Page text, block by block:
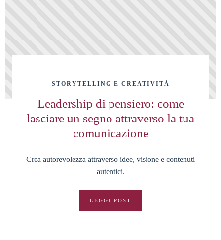
STORYTELLING E CREATIVITÀ
Leadership di pensiero: come
lasciare un segno attraverso la tua
comunicazione
Crea autorevolezza attraverso idee, visione e contenuti
autentici.
LEGGI POST